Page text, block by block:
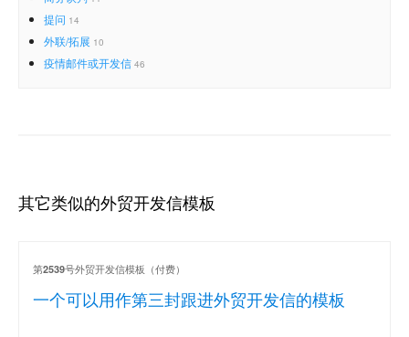
提问 14
外联/拓展 10
疫情邮件或开发信 46
其它类似的外贸开发信模板
一个可以用作第三封跟进外贸开发信的模板
第2539号外贸开发信模板（付费）